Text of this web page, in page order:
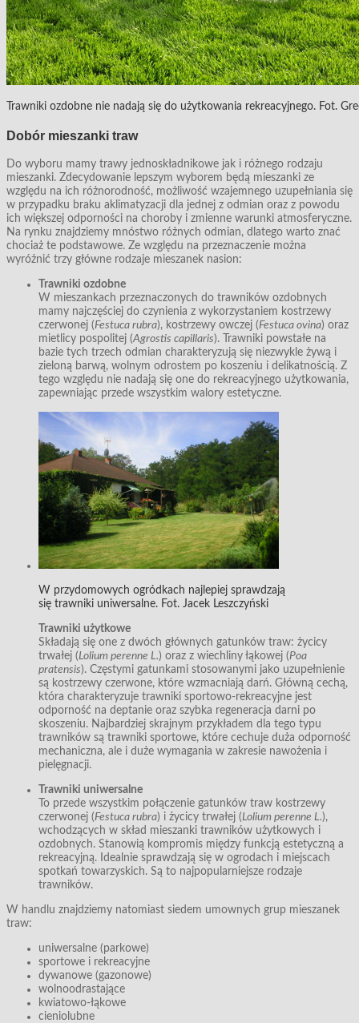
Trawniki ozdobne nie nadają się do użytkowania rekreacyjnego. Fot.
Dobór mieszanki traw
Do wyboru mamy trawy jednoskładnikowe jak i różnego rodzaju
mieszanki. Zdecydowanie lepszym wyborem będą mieszanki ze
względu na ich różnorodność, możliwość wzajemnego uzupełniania się
w przypadku braku aklimatyzacji dla jednej z odmian oraz z powodu
ich większej odporności na choroby i zmienne warunki atmosferyczne.
Na rynku znajdziemy mnóstwo różnych odmian, dlatego warto znać
chociaż te podstawowe. Ze względu na przeznaczenie można
wyróżnić trzy główne rodzaje mieszanek nasion:
Trawniki ozdobne
W mieszankach przeznaczonych do trawników ozdobnych
mamy najczęściej do czynienia z wykorzystaniem kostrzewy
czerwonej (Festuca rubra), kostrzewy owczej (Festuca ovina) oraz
mietlicy pospolitej (Agrostis capillaris). Trawniki powstałe na
bazie tych trzech odmian charakteryzują się niezwykle żywą i
zieloną barwą, wolnym odrostem po koszeniu i delikatnością. Z
tego względu nie nadają się one do rekreacyjnego użytkowania,
zapewniając przede wszystkim walory estetyczne.
W przydomowych ogródkach najlepiej sprawdzają
się trawniki uniwersalne. Fot. Jacek Leszczyński
Trawniki użytkowe
Składają się one z dwóch głównych gatunków traw: życicy
trwałej (Lolium perenne L.) oraz z wiechliny łąkowej (Poa
pratensis). Częstymi gatunkami stosowanymi jako uzupełnienie
są kostrzewy czerwone, które wzmacniają darń. Główną cechą,
która charakteryzuje trawniki sportowo-rekreacyjne jest
odporność na deptanie oraz szybka regeneracja darni po
skoszeniu. Najbardziej skrajnym przykładem dla tego typu
trawników są trawniki sportowe, które cechuje duża odporność
mechaniczna, ale i duże wymagania w zakresie nawożenia i
pielęgnacji.
Trawniki uniwersalne
To przede wszystkim połączenie gatunków traw kostrzewy
czerwonej (Festuca rubra) i życicy trwałej (Lolium perenne L.),
wchodzących w skład mieszanki trawników użytkowych i
ozdobnych. Stanowią kompromis między funkcją estetyczną a
rekreacyjną. Idealnie sprawdzają się w ogrodach i miejscach
spotkań towarzyskich. Są to najpopularniejsze rodzaje
trawników.
W handlu znajdziemy natomiast siedem umownych grup mieszanek
traw:
uniwersalne (parkowe)
sportowe i rekreacyjne
dywanowe (gazonowe)
wolnoodrastające
kwiatowo-łąkowe
cieniolubne